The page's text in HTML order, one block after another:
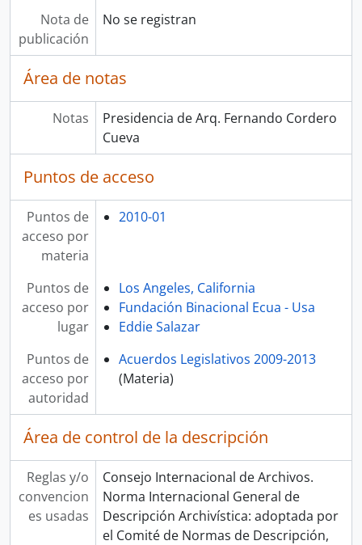
Nota de
publicación
No se registran
Área de notas
Notas
Presidencia de Arq. Fernando Cordero
Cueva
Puntos de acceso
Puntos de
acceso por
materia
2010-01
Puntos de
acceso por
lugar
Los Angeles, California
Fundación Binacional Ecua - Usa
Eddie Salazar
Puntos de
acceso por
autoridad
Acuerdos Legislativos 2009-2013
(Materia)
Área de control de la descripción
Reglas y/o
convencion
es usadas
Consejo Internacional de Archivos.
Norma Internacional General de
Descripción Archivística: adoptada por
el Comité de Normas de Descripción,